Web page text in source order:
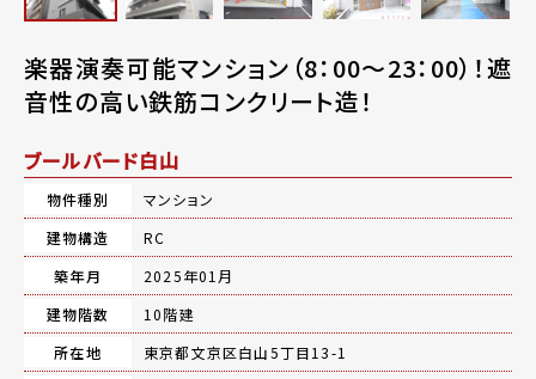
楽器演奏可能マンション（8：00～23：00）！遮
音性の高い鉄筋コンクリート造！
ブールバード白山
物件種別
マンション
建物構造
RC
築年月
2025年01月
建物階数
10階建
所在地
東京都文京区白山5丁目13-1